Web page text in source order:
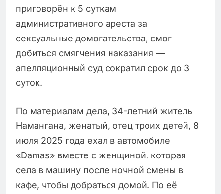
приговорён к 5 суткам
административного ареста за
сексуальные домогательства, смог
добиться смягчения наказания —
апелляционный суд сократил срок до 3
суток.
По материалам дела, 34-летний житель
Намангана, женатый, отец троих детей, 8
июля 2025 года ехал в автомобиле
«Damas» вместе с женщиной, которая
села в машину после ночной смены в
кафе, чтобы добраться домой. По её